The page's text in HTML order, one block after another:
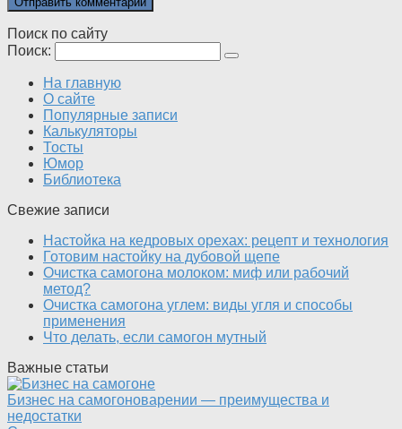
Поиск по сайту
Поиск:
На главную
О сайте
Популярные записи
Калькуляторы
Тосты
Юмор
Библиотека
Свежие записи
Настойка на кедровых орехах: рецепт и технология
Готовим настойку на дубовой щепе
Очистка самогона молоком: миф или рабочий
метод?
Очистка самогона углем: виды угля и способы
применения
Что делать, если самогон мутный
Важные статьи
Бизнес на самогоноварении — преимущества и
недостатки